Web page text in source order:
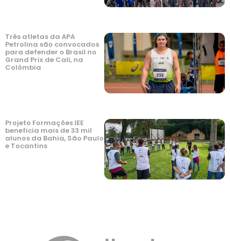
Três atletas da APA
Petrolina são convocados
para defender o Brasil no
Grand Prix de Cali, na
Colômbia
Projeto Formações IEE
beneficia mais de 33 mil
alunos da Bahia, São Paulo
e Tocantins